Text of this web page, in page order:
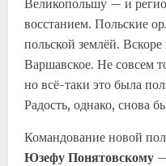
Великопольшу — и
восстанием. Польские
польской землёй.
Варшавское. Не совсем
но всё-таки это была
Радость, однако, снова
Командование новой
Юзефу Понятовскому